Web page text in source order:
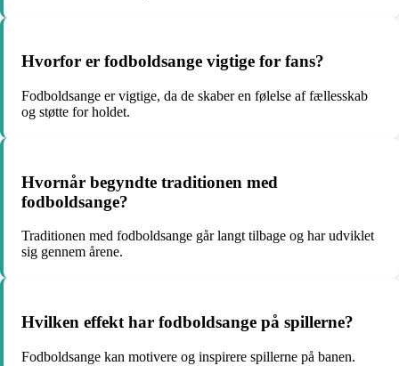
Hvorfor er fodboldsange vigtige for fans?
Fodboldsange er vigtige, da de skaber en følelse af fællesskab
og støtte for holdet.
Hvornår begyndte traditionen med
fodboldsange?
Traditionen med fodboldsange går langt tilbage og har udviklet
sig gennem årene.
Hvilken effekt har fodboldsange på spillerne?
Fodboldsange kan motivere og inspirere spillerne på banen.